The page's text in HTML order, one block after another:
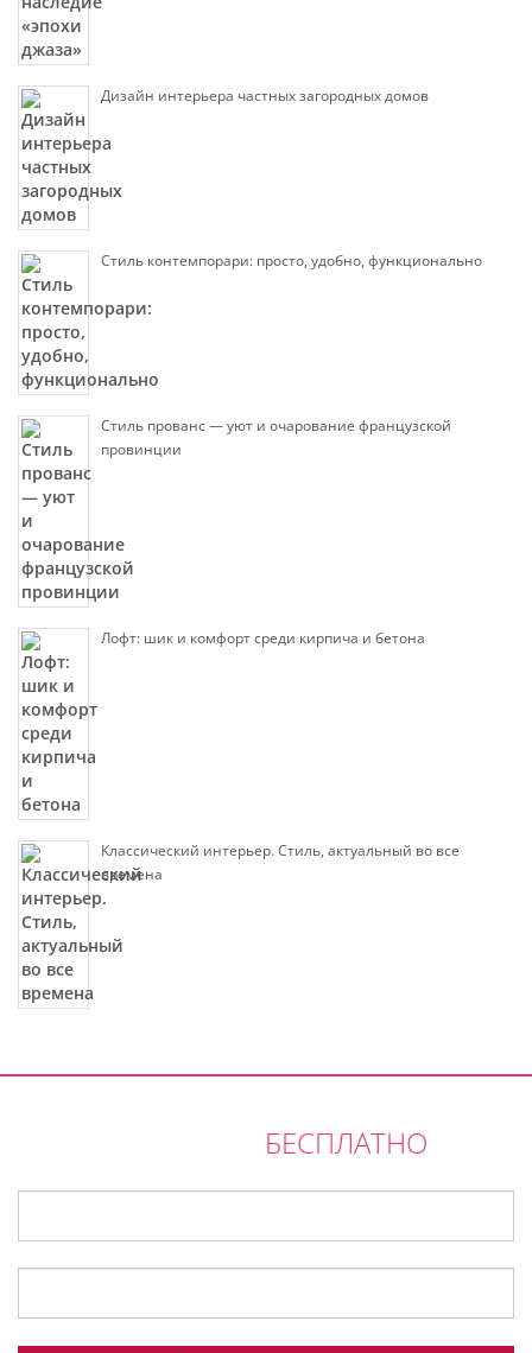
Дизайн интерьера частных загородных домов
Стиль контемпорари: просто, удобно, функционально
Стиль прованс — уют и очарование французской
провинции
Лофт: шик и комфорт среди кирпича и бетона
Классический интерьер. Стиль, актуальный во все
времена
БЕСПЛАТНО